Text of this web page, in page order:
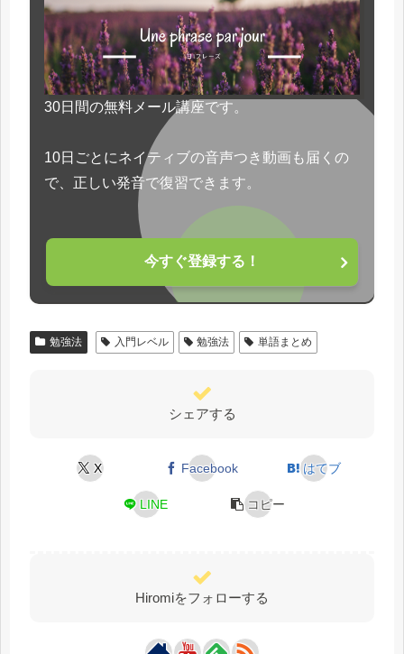
30日間の無料メール講座です。
10日ごとにネイティブの音声つき動画も届くの
で、正しい発音で復習できます。
今すぐ登録する！
勉強法 入門レベル 勉強法 単語まとめ
シェアする
X Facebook はてブ
LINE コピー
Hiromiをフォローする